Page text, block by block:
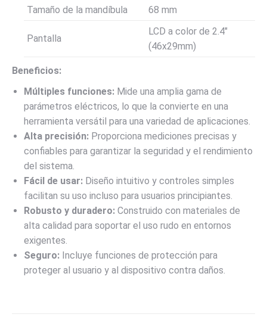
Tamaño de la mandíbula
68 mm
Pantalla
LCD a color de 2.4″
(46x29mm)
Beneficios:
Múltiples funciones: Mide una amplia gama de
parámetros eléctricos, lo que la convierte en una
herramienta versátil para una variedad de aplicaciones.
Alta precisión: Proporciona mediciones precisas y
confiables para garantizar la seguridad y el rendimiento
del sistema.
Fácil de usar: Diseño intuitivo y controles simples
facilitan su uso incluso para usuarios principiantes.
Robusto y duradero: Construido con materiales de
alta calidad para soportar el uso rudo en entornos
exigentes.
Seguro: Incluye funciones de protección para
proteger al usuario y al dispositivo contra daños.